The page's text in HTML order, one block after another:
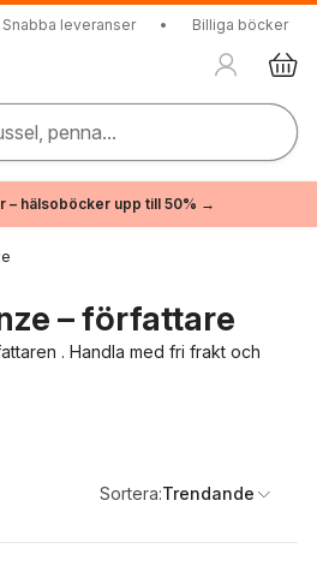
Snabba leveranser • Billiga böcker
penna...
– hälsoböcker upp till 50% →
– författare
. Handla med fri frakt och
Sortera:Trendande